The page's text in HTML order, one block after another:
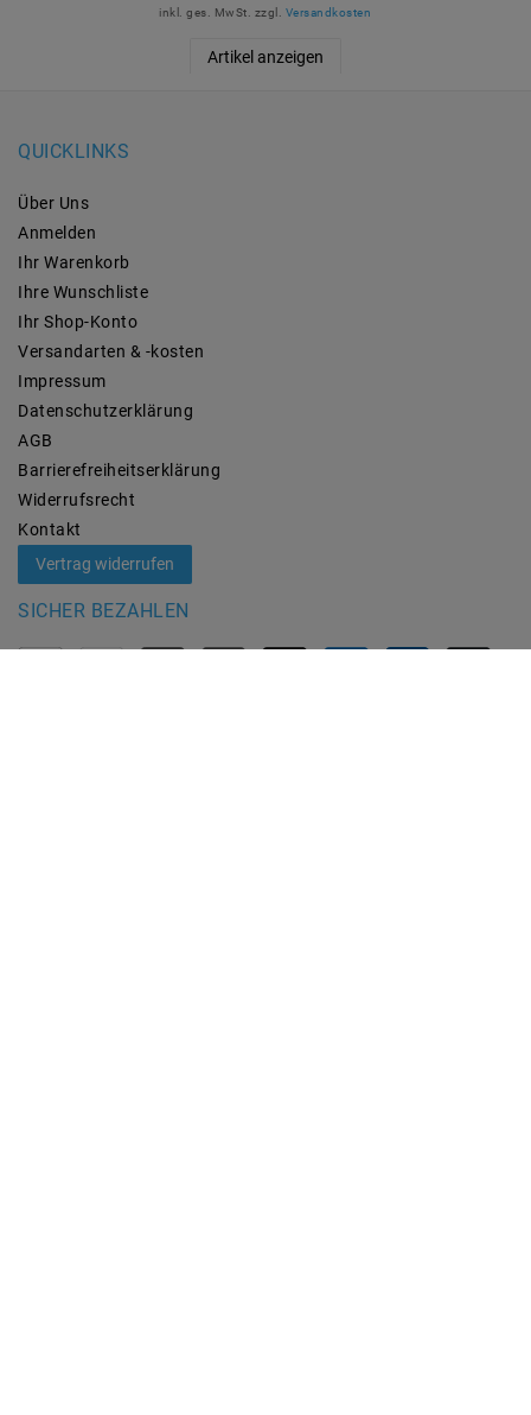
inkl. ges. MwSt. zzgl. Versandkosten
Artikel anzeigen
QUICKLINKS
Über Uns
Anmelden
Ihr Warenkorb
Ihre Wunschliste
Ihr Shop-Konto
Versandarten & -kosten
Impressum
Daten­schutz­erklärung
AGB
Barrierefreiheitserklärung
Widerrufs­recht
Kontakt
Vertrag widerrufen
SICHER BEZAHLEN